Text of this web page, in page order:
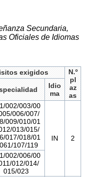
Secundaria,
Oficiales de Idiomas
exigidos
N.º
pl
az
as
Idio
ma
002/003/00
006/007/
009/010/01
013/015/
017/018/01
107/119
IN 2
002/006/00
012/014/
015/023